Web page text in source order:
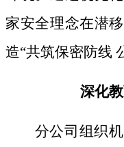
家安全理念在潜
造“共筑保密防线
深化
分公司组织